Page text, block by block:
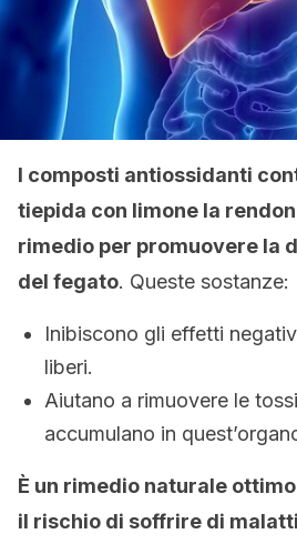
I composti antiossidanti
tiepida con limone la
rimedio per promuovere la
del fegato. Queste sostanze:
Inibiscono gli effetti
liberi.
Aiutano a rimuovere le
accumulano in
È un rimedio naturale
il rischio di soffrire di